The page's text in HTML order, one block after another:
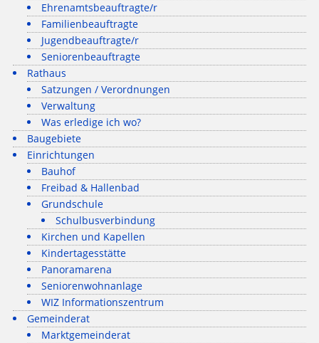
Ehrenamtsbeauftragte/r
Familienbeauftragte
Jugendbeauftragte/r
Seniorenbeauftragte
Rathaus
Satzungen / Verordnungen
Verwaltung
Was erledige ich wo?
Baugebiete
Einrichtungen
Bauhof
Freibad & Hallenbad
Grundschule
Schulbusverbindung
Kirchen und Kapellen
Kindertagesstätte
Panoramarena
Seniorenwohnanlage
WIZ Informationszentrum
Gemeinderat
Marktgemeinderat